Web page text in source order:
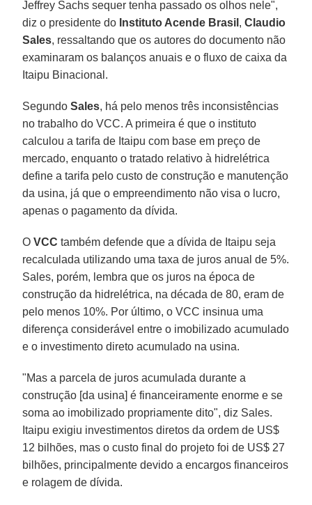
Jeffrey Sachs sequer tenha passado os olhos nele",
diz o presidente do Instituto Acende Brasil ,Claudio
Sales, ressaltando que os autores do documento não
examinaram os balanços anuais e o fluxo de caixa da
Itaipu Binacional.
SegundoSales, há pelo menos três inconsistências
no trabalho do VCC. A primeira é que o instituto
calculou a tarifa de Itaipu com base em preço de
mercado, enquanto o tratado relativo à hidrelétrica
define a tarifa pelo custo de construção e manutenção
da usina, já que o empreendimento não visa o lucro,
apenas o pagamento da dívida.
OVCC também defende que a dívida de Itaipu seja
recalculada utilizando uma taxa de juros anual de 5%.
Sales, porém, lembra que os juros na época de
construção da hidrelétrica, na década de 80, eram de
pelo menos 10%. Por último, o VCC insinua uma
diferença considerável entre o imobilizado acumulado
e o investimento direto acumulado na usina.
"Mas a parcela de juros acumulada durante a
construção [da usina] é financeiramente enorme e se
soma ao imobilizado propriamente dito", diz Sales.
Itaipu exigiu investimentos diretos da ordem de US$
12 bilhões, mas o custo final do projeto foi de US$ 27
bilhões, principalmente devido a encargos financeiros
e rolagem de dívida.